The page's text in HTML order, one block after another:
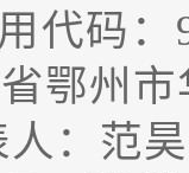
代码：
鄂州
：范